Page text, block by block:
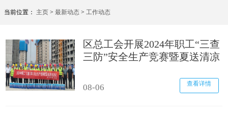
当前位置： 主页 >最新动态 >工作动态
区总工会开展2024年职工“三查
三防”安全生产竞赛暨夏送清凉
08-06 查看详情